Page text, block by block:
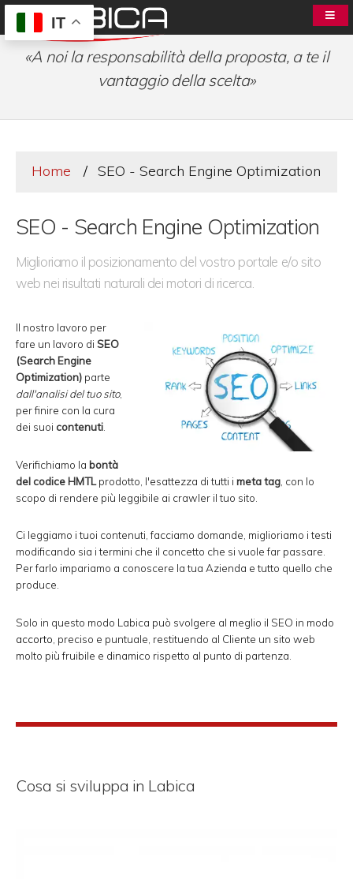
IT
«A noi la responsabilità della proposta, a te il
vantaggio della scelta»
Home SEO - Search Engine Optimization
SEO - Search Engine Optimization
Miglioriamo il posizionamento del vostro portale e/o sito
web nei risultati naturali dei motori di ricerca.
Il nostro lavoro per
fare un lavoro di SEO
(Search Engine
Optimization) parte
dall'analisi del tuo sito,
per finire con la cura
dei suoi contenuti
Verifichiamo la bontà
del codice HMTL prodotto, l'esattezza di tutti i meta tag , con lo
scopo di rendere più leggibile ai crawler il tuo sito.
Ci leggiamo i tuoi contenuti, facciamo domande, miglioriamo i testi
modificando sia i termini che il concetto che si vuole far passare.
Per farlo impariamo a conoscere la tua Azienda e tutto quello che
produce.
Solo in questo modo Labica può svolgere al meglio il SEO in modo
accorto , preciso e puntuale, restituendo al Cliente un sito web
molto più fruibile e dinamico rispetto al punto di partenza.
Cosa si sviluppa in Labica